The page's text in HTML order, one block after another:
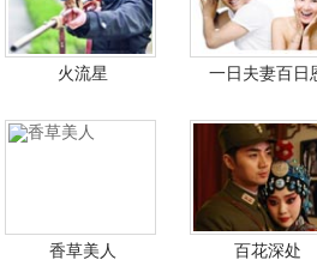
火流星 一日夫妻百日
香草美人 百花深处